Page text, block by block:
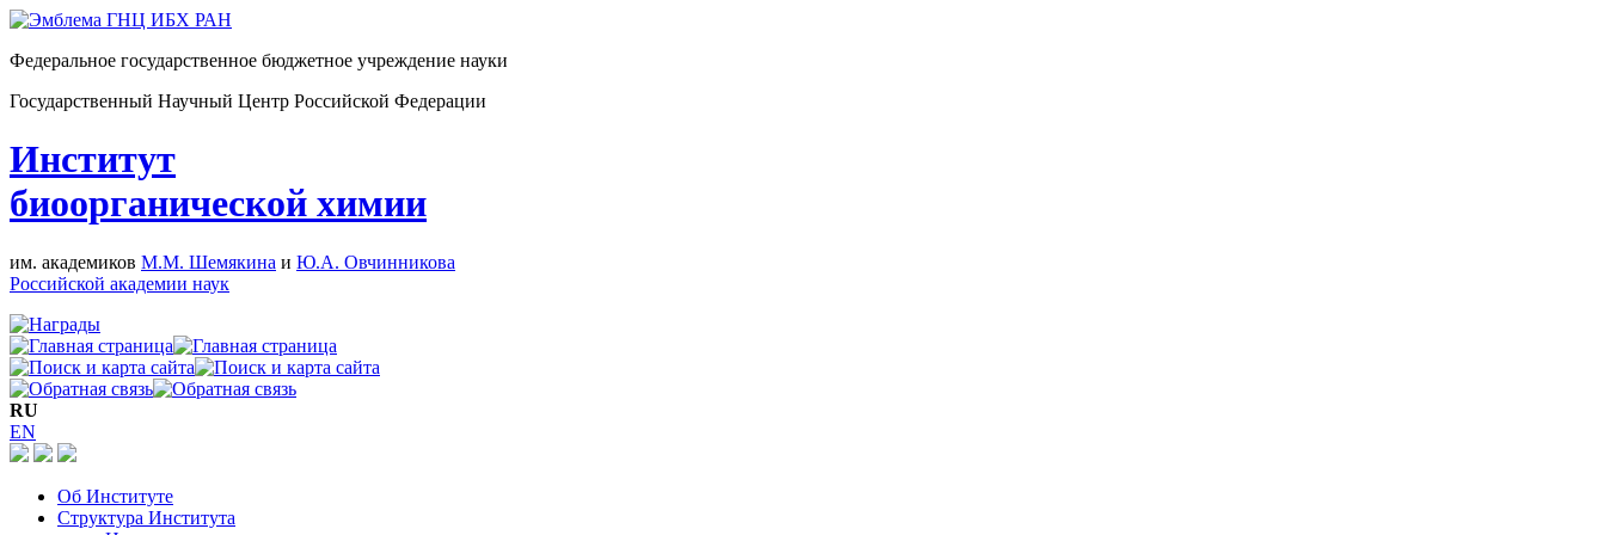
Федеральное государственное бюджетное учреждение науки
Государственный Научный Центр Российской Федерации
Институт
биоорганической химии
им. академиков М.М. Шемякина и Ю.А. Овчинникова
Российской академии наук
RU
EN
Об Институте
Структура Института